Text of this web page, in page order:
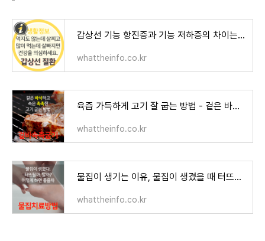
갑상선 기능 항진증과 기능 저하증의 차이는? 갑작스런 체중 변화로 알아보세요.
whattheinfo.co.kr
육즙 가득하게 고기 잘 굽는 방법 - 겉은 바삭하고 속은 부드럽게.
whattheinfo.co.kr
물집이 생기는 이유, 물집이 생겼을 때 터뜨려도 될까?
whattheinfo.co.kr